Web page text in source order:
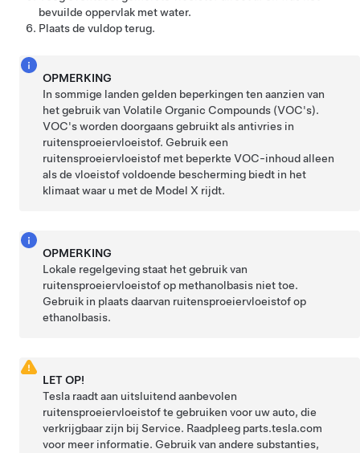
bevuilde oppervlak met water.
Plaats de vuldop terug.
OPMERKING
In sommige landen gelden beperkingen ten aanzien van
het gebruik van Volatile Organic Compounds (VOC's).
VOC's worden doorgaans gebruikt als antivries in
ruitensproeiervloeistof. Gebruik een
ruitensproeiervloeistof met beperkte VOC-inhoud alleen
als de vloeistof voldoende bescherming biedt in het
klimaat waar u met de Model X rijdt.
OPMERKING
Lokale regelgeving staat het gebruik van
ruitensproeiervloeistof op methanolbasis niet toe.
Gebruik in plaats daarvan ruitensproeiervloeistof op
ethanolbasis.
LET OP!
Tesla raadt aan uitsluitend aanbevolen
ruitensproeiervloeistof te gebruiken voor uw auto, die
verkrijgbaar zijn bij Service. Raadpleeg parts.tesla.com
voor meer informatie. Gebruik van andere substanties,